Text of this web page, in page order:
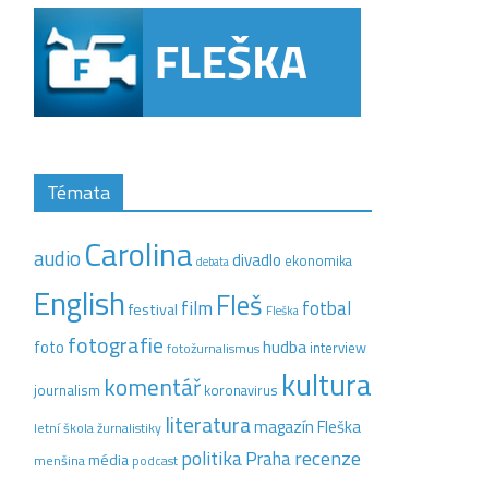
Témata
audio Carolina debatadivadlo ekonomika
Englishfestival film Fleš Fleška fotbal
foto fotografie fotožurnalismushudba interview
journalism komentář koronavirus kultura
letní škola žurnalistiky literaturamagazín Fleška
menšinamédia podcast politikaPraharecenze